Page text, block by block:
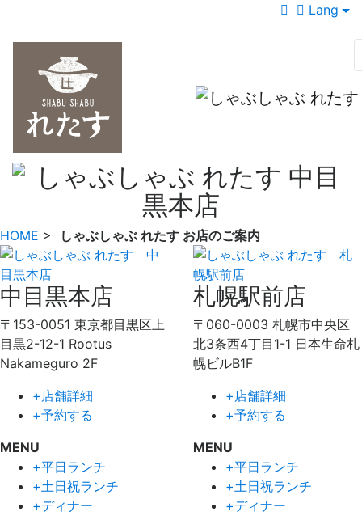
Lang
HOME > しゃぶしゃぶ れたす お店のご案内
中目黒本店
〒153-0051 東京都目黒区上
目黒2-12-1 Rootus
Nakameguro 2F
+店舗詳細
+予約する
MENU
+平日ランチ
+土日祝ランチ
+ディナー
札幌駅前店
〒060-0003 札幌市中央区
北3条西4丁目1-1 日本生命札
幌ビルB1F
+店舗詳細
+予約する
MENU
+平日ランチ
+土日祝ランチ
+ディナー